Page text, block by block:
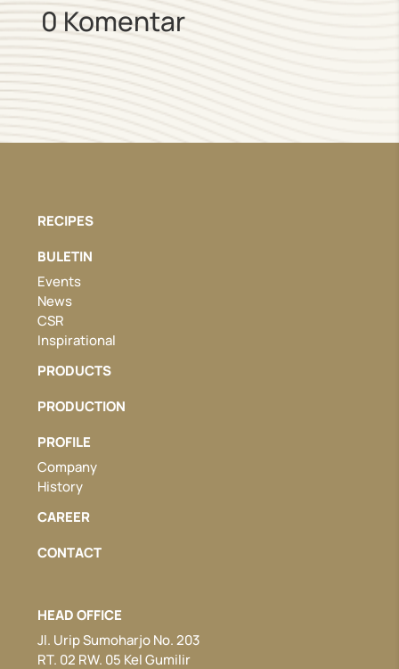
0 Komentar
RECIPES
BULETIN
Events
News
CSR
Inspirational
PRODUCTS
PRODUCTION
PROFILE
Company
History
CAREER
CONTACT
HEAD OFFICE
Jl. Urip Sumoharjo No. 203
RT. 02 RW. 05 Kel Gumilir